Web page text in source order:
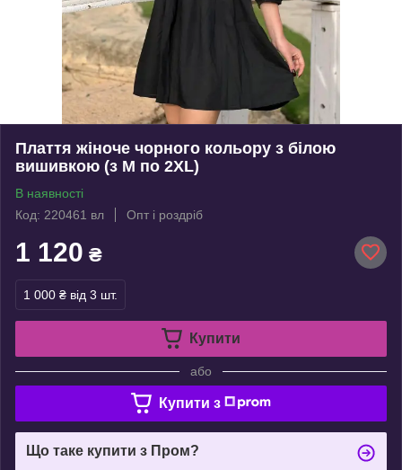
Плаття жіноче чорного кольору з білою
вишивкою (з M по 2XL)
В наявності
Код: 220461 вл
Опт і роздріб
1 120 ₴
1 000 ₴ від 3 шт.
Купити
або
Купити з
Що таке купити з Пром?